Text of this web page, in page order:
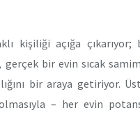
kişiliği açığa
gerçek bir evin sıcak
bir araya getiriyor.
– her evin